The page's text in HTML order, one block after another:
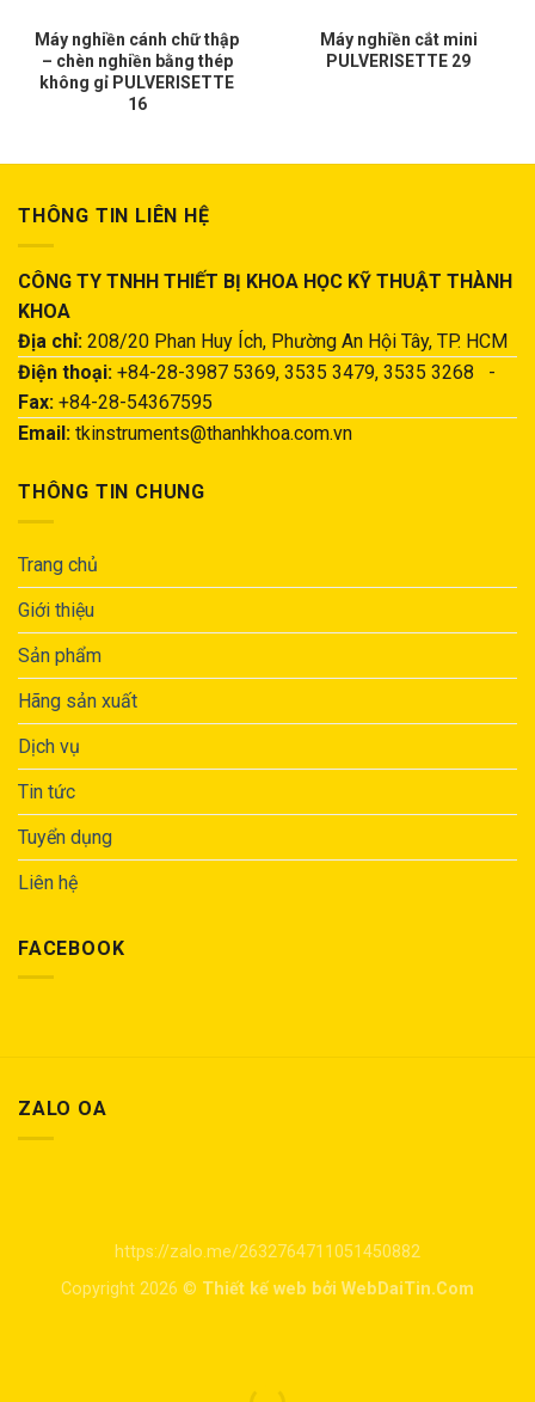
Máy nghiền cánh chữ thập
– chèn nghiền bằng thép
không gỉ PULVERISETTE
16
Máy nghiền cắt mini
PULVERISETTE 29
THÔNG TIN LIÊN HỆ
CÔNG TY TNHH THIẾT BỊ KHOA HỌC KỸ THUẬT THÀNH
KHOA
Địa chỉ: 208/20 Phan Huy Ích, Phường An Hội Tây, TP. HCM
Điện thoại: +84-28-3987 5369, 3535 3479, 3535 3268 -
Fax: +84-28-54367595
Email: tkinstruments@thanhkhoa.com.vn
THÔNG TIN CHUNG
Trang chủ
Giới thiệu
Sản phẩm
Hãng sản xuất
Dịch vụ
Tin tức
Tuyển dụng
Liên hệ
FACEBOOK
ZALO OA
https://zalo.me/2632764711051450882
Copyright 2026 © Thiết kế web bởi WebDaiTin.Com